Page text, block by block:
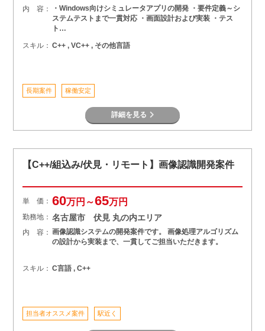
内 容：
・Windows向けシミュレータアプリの開発 ・要件定義～シ
ステムテストまで一貫対応 ・画面設計および実装 ・テス
ト…
スキル： C++ , VC++ , その他言語
長期案件 稼働安定
詳細を見る
【C++/組込み/伏見・リモート】画像認識開発案件
単 価： 60万円～65万円
勤務地： 名古屋市 伏見 丸の内エリア
内 容： 画像認識システムの開発案件です。 画像処理アルゴリズム
の設計から実装まで、一貫してご担当いただきます。
スキル： C言語 , C++
担当者オススメ案件 駅近く